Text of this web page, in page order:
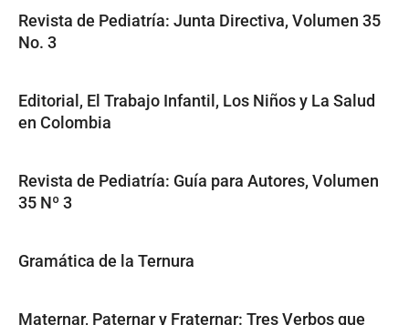
Revista de Pediatría: Junta Directiva, Volumen 35
No. 3
Editorial, El Trabajo Infantil, Los Niños y La Salud
en Colombia
Revista de Pediatría: Guía para Autores, Volumen
35 Nº 3
Gramática de la Ternura
Maternar, Paternar y Fraternar: Tres Verbos que